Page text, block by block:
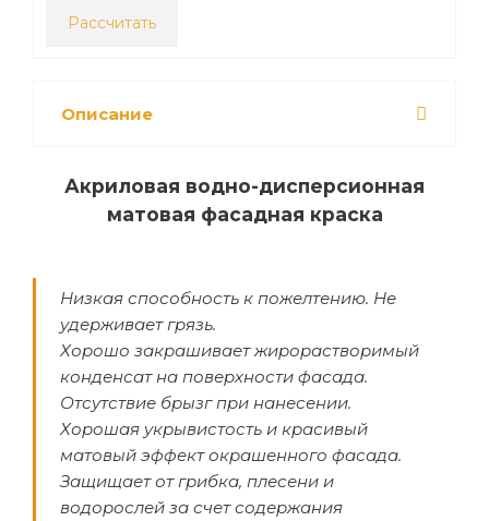
Рассчитать
Описание
Акриловая водно-дисперсионная
матовая фасадная краска
Низкая способность к пожелтению. Не
удерживает грязь.
Хорошо закрашивает жирорастворимый
конденсат на поверхности фасада.
Отсутствие брызг при нанесении.
Хорошая укрывистость и красивый
матовый эффект окрашенного фасада.
Защищает от грибка, плесени и
водорослей за счет содержания